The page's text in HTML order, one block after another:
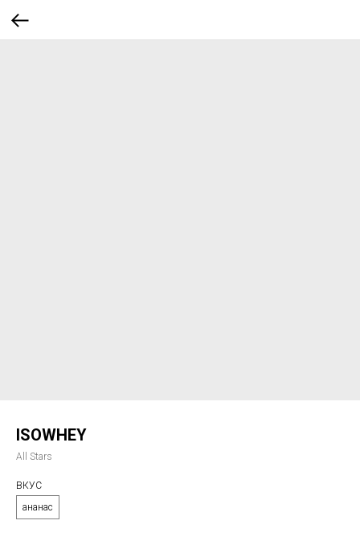
ISOWHEY
All Stars
ВКУС
ананас